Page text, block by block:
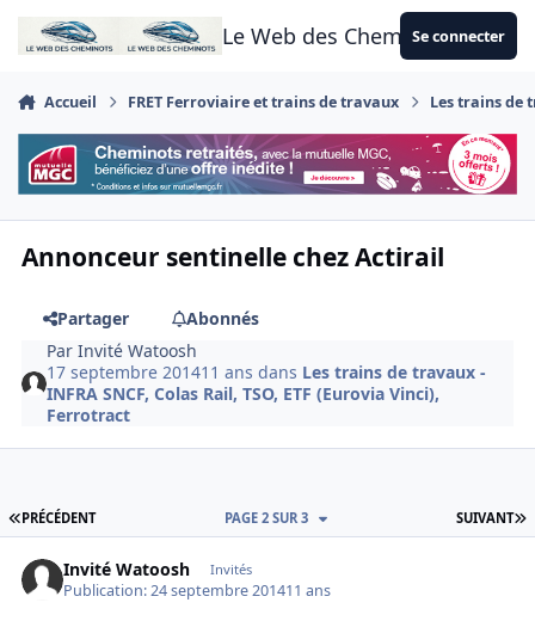
Aller au contenu
Le Web des CheminotsSe connecter
Accueil FRET Ferroviaire et trains de travaux Les trains de
Annonceur sentinelle chez Actirail
Partager
Abonnés
ParInvité Watoosh
17 septembre 201411 ans dans Les trains de travaux -
INFRA SNCF, Colas Rail, TSO, ETF (Eurovia Vinci),
Ferrotract
PREMIÈRE PAGE
PRÉCÉDENT SUIVANT
PAGE 2 SUR 3
Invité Watoosh Invités
Publication:24 septembre 201411 ans